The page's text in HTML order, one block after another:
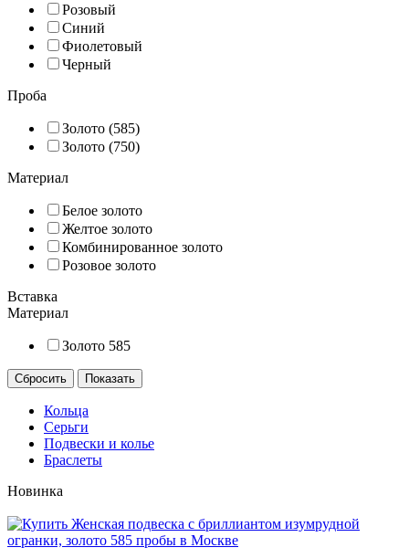
Розовый
Синий
Фиолетовый
Черный
Проба
Золото (585)
Золото (750)
Материал
Белое золото
Желтое золото
Комбинированное золото
Розовое золото
Вставка
Материал
Золото 585
Кольца
Серьги
Подвески и колье
Браслеты
Новинка